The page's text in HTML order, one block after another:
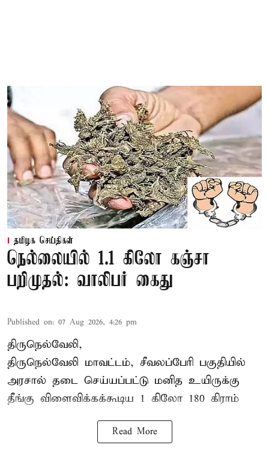
தமிழக செய்திகள்
நெல்லையில் 1.1 கிலோ கஞ்சா
பறிமுதல்: வாலிபர் கைது
Published on: 07 Aug 2026, 4:26 pm
திருநெல்வேலி,
திருநெல்வேலி மாவட்டம், சீவலப்பேரி பகுதியில்
அரசால் தடை செய்யப்பட்டு மனித உயிருக்கு
தீங்கு விளைவிக்கக்கூடிய 1 கிலோ 180 கிராம்
Read More